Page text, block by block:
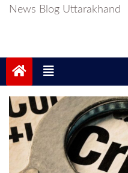
News Blog Uttarakhand